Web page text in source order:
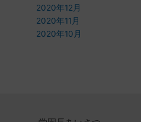
2020年12月
2020年11月
2020年10月